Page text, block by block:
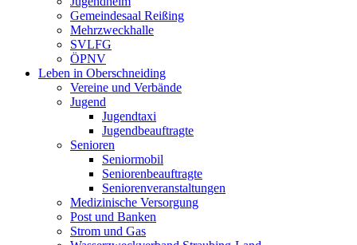
Gemeindesaal Reißing
Mehrzweckhalle
SVLFG
ÖPNV
Leben in Oberschneiding
Vereine und Verbände
Jugend
Jugendtaxi
Jugendbeauftragte
Senioren
Seniormobil
Seniorenbeauftragte
Seniorenveranstaltungen
Medizinische Versorgung
Post und Banken
Strom und Gas